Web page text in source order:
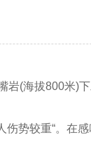
(海拔800米)
势较重“。在